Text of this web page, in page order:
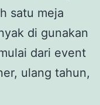
satu meja
di gunakan
dari event
ulang tahun,